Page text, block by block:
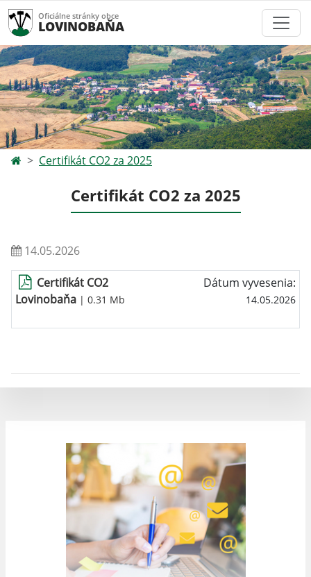
Oficiálne stránky obce
LOVINOBAŇA
Certifikát CO2 za 2025
Certifikát CO2 za 2025
14.05.2026
Certifikát CO2
Lovinobaňa | 0.31 Mb
Dátum vyvesenia:
14.05.2026